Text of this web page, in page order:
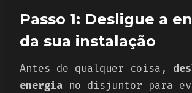
Passo 1: Desligue a
da sua instalação
Antes de qualquer coisa,
energia no disjuntor para